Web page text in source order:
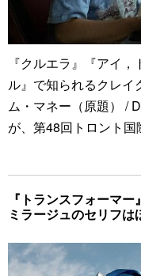
『クルエラ』『アイ
ル』で知られるクレ
ム・マネー（原題） /
が、第48回トロント国
『トランスフォーマ
ミラージュのセリフは